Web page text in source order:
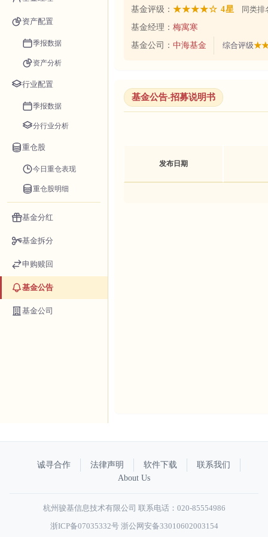
资产配置
季报数据
资产分析
行业配置
季报数据
分行业分析
重仓股
今日重仓表现
重仓股明细
基金分红
基金拆分
申购赎回
基金公告
基金公司
基金评级： ★★★★☆ 4星
同类排
基金经理： 梅寓寒
基金公司： 中海基金 综合评级
基金公告-招募说明书
发布日期
诚寻合作 法律声明 软件下载
联系我们
About Us
杭州骏基信息技术有限公司 联系电话：020-85554986
浙ICP备07035332号 浙公网安备33010602003154